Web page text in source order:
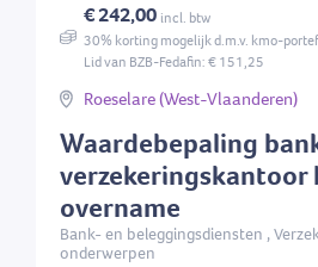
Waardebepaling
verzekeringskantoor
overname
Bank- en beleggingsdiensten ,
onderwerpen
€ 242,00 incl. btw
30% korting mogelijk d.m.v. kmo-
Lid van BZB-Fedafin: € 151,25
Roeselare (West-Vlaanderen)